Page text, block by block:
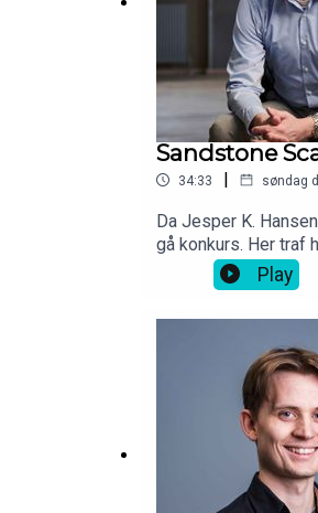
Sandstone
34:33 | søndag
Da Jesper K.
gå konkurs. Her traf
ord: “stor regional
Sandstone
Play